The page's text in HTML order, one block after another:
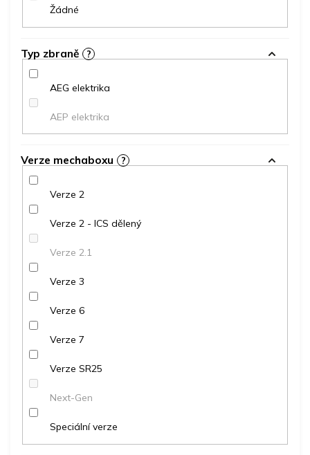
Žádné
Typ zbraně ?
AEG elektrika
AEP elektrika
Verze mechaboxu ?
Verze 2
Verze 2 - ICS dělený
Verze 2.1
Verze 3
Verze 6
Verze 7
Verze SR25
Next-Gen
Speciální verze